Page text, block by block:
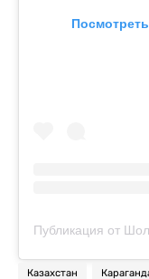
Казахстан